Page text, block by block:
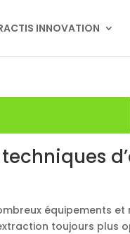
INNOVATION
équipements
toujours